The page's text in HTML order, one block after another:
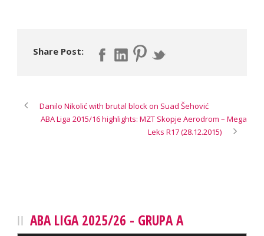
Share Post:
Danilo Nikolić with brutal block on Suad Šehović
ABA Liga 2015/16 highlights: MZT Skopje Aerodrom – Mega
Leks R17 (28.12.2015)
ABA LIGA 2025/26 - GRUPA A